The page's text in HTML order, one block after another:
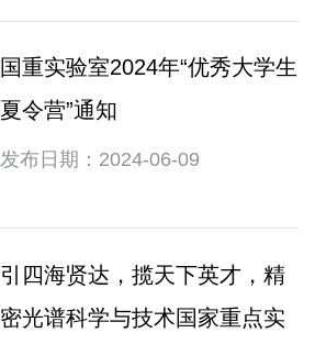
国重实验室2024年“优秀大学生
夏令营”通知
发布日期：2024-06-09
引四海贤达，揽天下英才，精
密光谱科学与技术国家重点实